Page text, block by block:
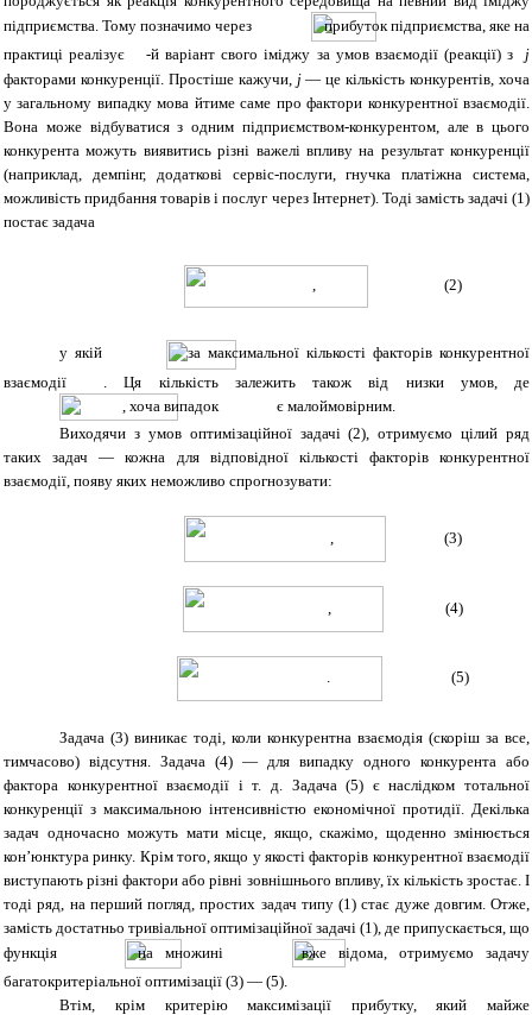
підприємства. Тому позначимо через
прибуток підприємства, яке на
практиці реалізує
-й варіант свого іміджу за умов взаємодії (реакції) з
j
факторами конкуренції. Простіше кажучи, j— це кількість конкурентів, хоча
у загальному випадку мова йтиме саме про фактори конкурентної взаємодії.
Вона може відбуватися з одним підприємством-конкурентом, але в цього
конкурента можуть виявитись різні важелі впливу на результат конкуренції
(наприклад, демпінг, додаткові сервіс-послуги, гнучка платіжна система,
можливість придбання товарів і послуг через Інтернет). Тоді замість задачі (1)
постає задача
, (2)
у якій
за максимальної кількості факторів конкурентної
взаємодії
. Ця кількість залежить також від низки умов, де
, хоча випадок
є малоймовірним.
Виходячи з умов оптимізаційної задачі (2), отримуємо цілий ряд
таких задач — кожна для відповідної кількості факторів конкурентної
взаємодії, появу яких неможливо спрогнозувати:
, (3)
, (4)
. (5)
Задача (3) виникає тоді, коли конкурентна взаємодія (скоріш за все,
тимчасово) відсутня. Задача (4) — для випадку одного конкурента або
фактора конкурентної взаємодії і т. д. Задача (5) є наслідком тотальної
конкуренції з максимальною інтенсивністю економічної протидії. Декілька
задач одночасно можуть мати місце, якщо, скажімо, щоденно змінюється
кон’юнктура ринку. Крім того, якщо у якості факторів конкурентної взаємодії
виступають різні фактори або рівні зовнішнього впливу, їх кількість зростає. І
тоді ряд, на перший погляд, простих задач типу (1) стає дуже довгим. Отже,
замість достатньо тривіальної оптимізаційної задачі (1), де припускається, що
функція
на множині
вже відома, отримуємо задачу
багатокритеріальної оптимізації (3) — (5).
Втім, крім критерію максимізації прибутку, який майже